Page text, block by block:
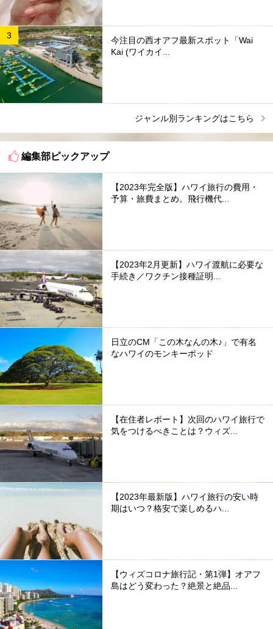
今注目の西オアフ最新スポット「Wai
Kai (ワイカイ...
ジャンル別ランキングはこちら
編集部ピックアップ
【2023年完全版】ハワイ旅行の費用・
予算・旅費まとめ。飛行機代...
【2023年2月更新】ハワイ渡航に必要な
手続き／ワクチン接種証明...
日立のCM「この木なんの木♪」で有名
なハワイのモンキーポッド
【在住者レポート】次回のハワイ旅行で
気をつけるべきことは？ウィズ...
【2023年最新版】ハワイ旅行の安い時
期はいつ？格安で楽しめるハ...
【ウィズコロナ旅行記・第1弾】オアフ
島はどう変わった？絶景と絶品...